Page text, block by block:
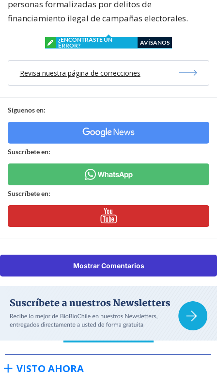
personas formalizadas por delitos de
financiamiento ilegal de campañas electorales.
¿ENCONTRASTE UN
ERROR?
AVÍSANOS
Revisa nuestra página de correcciones
Síguenos en:
Suscríbete en:
Suscríbete en:
Mostrar Comentarios
VISTO AHORA